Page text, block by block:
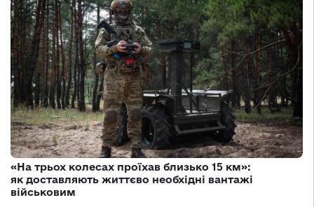
«На трьох колесах проїхав близько 15 км»:
як доставляють життєво необхідні вантажі
військовим